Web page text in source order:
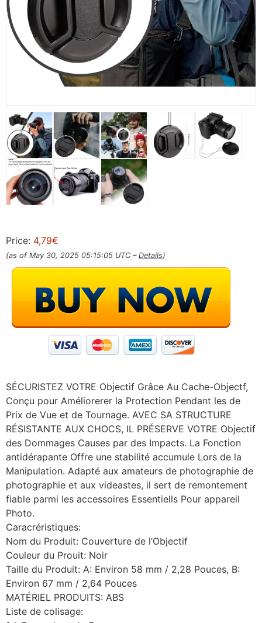
Price: 4,79€
(as of May 30, 2025 05:15:05 UTC – Details)
SÉCURISTEZ VOTRE Objectif Grâce Au Cache-Objectf,
Conçu pour Améliorerer la Protection Pendant les de
Prix de Vue et de Tournage. AVEC SA STRUCTURE
RÉSISTANTE AUX CHOCS, IL PRÉSERVE VOTRE Objectif
des Dommages Causes par des Impacts. La Fonction
antidérapante Offre une stabilité accumule Lors de la
Manipulation. Adapté aux amateurs de photographie de
photographie et aux videastes, il sert de remontement
fiable parmi les accessoires Essentiells Pour appareil
Photo.
Caracréristiques:
Nom du Produit: Couverture de l’Objectif
Couleur du Prouit: Noir
Taille du Produit: A: Environ 58 mm / 2,28 Pouces, B:
Environ 67 mm / 2,64 Pouces
MATÉRIEL PRODUITS: ABS
Liste de colisage: